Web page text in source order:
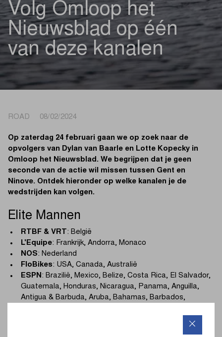
Volg Omloop het
Nieuwsblad op één
van deze kanalen
ROAD 08/02/2024
Op zaterdag 24 februari gaan we op zoek naar de
opvolgers van Dylan van Baarle en Lotte Kopecky in
Omloop het Nieuwsblad. We begrijpen dat je geen
seconde van de actie wil missen tussen Gent en
Ninove. Ontdek hieronder op welke kanalen je de
wedstrijden kan volgen.
Elite Mannen
RTBF & VRT : België
L'Equipe: Frankrijk, Andorra, Monaco
NOS: Nederland
FloBikes: USA, Canada, Australië
ESPN: Brazilië, Mexico, Belize, Costa Rica, El Salvador,
Guatemala, Honduras, Nicaragua, Panama, Anguilla,
Antigua & Barbuda, Aruba, Bahamas, Barbados,